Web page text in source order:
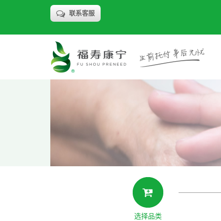
联系客服
选择品类